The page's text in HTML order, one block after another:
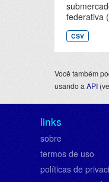
federativa
CSV
Você também
usando a API
links
sobre
termos de uso
políticas de